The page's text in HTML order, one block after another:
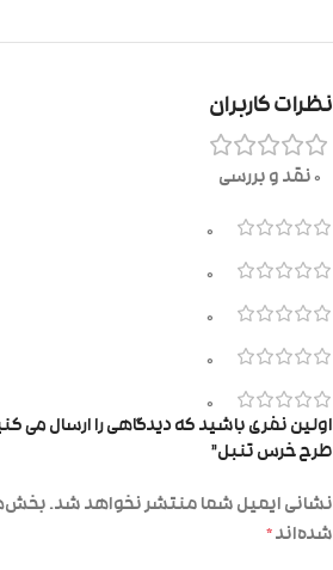
نظرات کاربران
0 نقد و بررسی
0
0
0
0
0
اولین نفری باشید که دیدگاهی را ارسال می
طرح خرس تنبل”
نشانی ایمیل شما منتشر نخواهد شد.
شده‌اند*